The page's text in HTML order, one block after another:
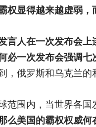
权显得越来越虚弱，
言人在一次发布会上
必一次发布会强调七
，俄罗斯和乌克兰的
范围内，当世界各国
么美国的霸权权威何